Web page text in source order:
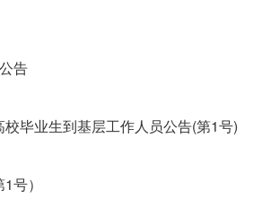
告
毕业生到基层工作人员公告(第1号)
号）